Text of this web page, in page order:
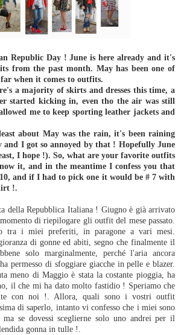
Republic Day ! June is here already and it's
from the past month. May has been one of
when it comes to outfits.
a majority of skirts and dresses this time, a
started kicking in, even tho the air was still
me to keep sporting leather jackets and
about May was the rain, it's been raining
and I got so annoyed by that ! Hopefully June
I hope !). So, what are your favorite outfits
it, and in the meantime I confess you that
and if I had to pick one it would be # 7 with
!.
della Repubblica Italiana ! Giugno è già arrivato
di riepilogare gli outfit del mese passato.
tra i miei preferiti, in paragone a vari mesi.
di gonne ed abiti, segno che finalmente il
solo marginalmente, perché l'aria ancora
permesso di sfoggiare giacche in pelle e blazer.
meno di Maggio è stata la costante pioggia, ha
il che mi ha dato molto fastidio ! Speriamo che
con noi !. Allora, quali sono i vostri outfit
di saperlo, intanto vi confesso che i miei sono
se dovessi sceglierne solo uno andrei per il
gonna in tulle !.